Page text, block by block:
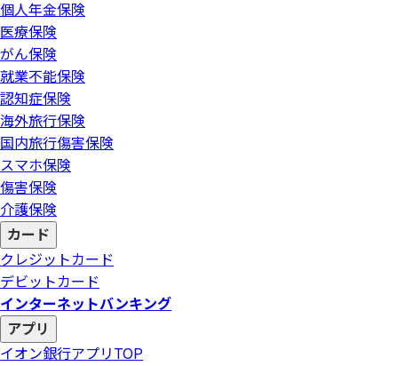
個人年金保険
医療保険
がん保険
就業不能保険
認知症保険
海外旅行保険
国内旅行傷害保険
スマホ保険
傷害保険
介護保険
カード
クレジットカード
デビットカード
インターネットバンキング
アプリ
イオン銀行アプリ TOP